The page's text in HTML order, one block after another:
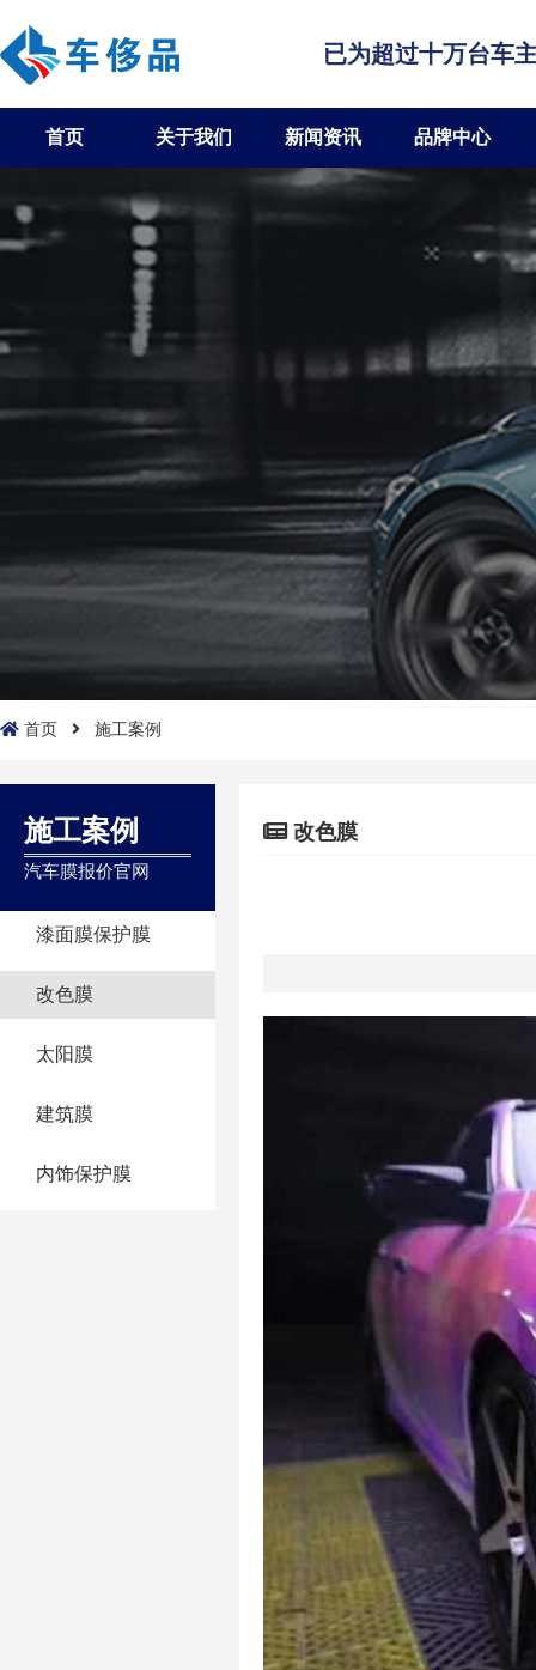
已为超过十万台车
首页 关于我们 新闻资讯 品牌中心
首页 施工案例
施工案例
汽车膜报价官网
漆面膜保护膜
改色膜
太阳膜
建筑膜
内饰保护膜
改色膜